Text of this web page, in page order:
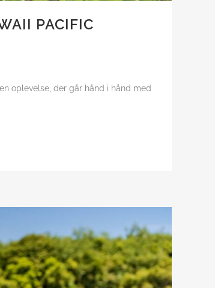
PACIFIC
oplevelse, der går hånd i hånd med